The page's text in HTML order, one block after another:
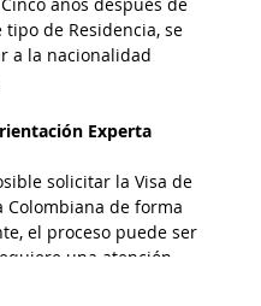
de Residencia, se
a la nacionalidad
Experta
solicitar la Visa de
Colombiana de forma
el proceso puede ser
una atención